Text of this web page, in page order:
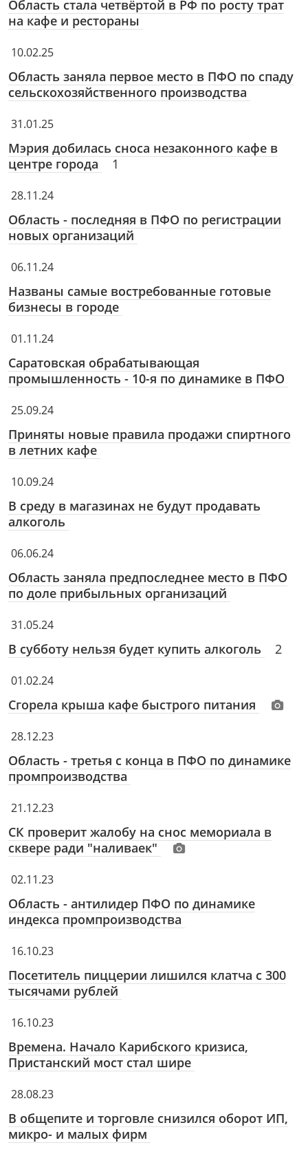
Область стала четвёртой в РФ по росту трат
на кафе и рестораны
10.02.25
Область заняла первое место в ПФО по спаду
сельскохозяйственного производства
31.01.25
Мэрия добилась сноса незаконного кафе в
центре города
1
28.11.24
Область - последняя в ПФО по регистрации
новых организаций
06.11.24
Названы самые востребованные готовые
бизнесы в городе
01.11.24
Саратовская обрабатывающая
промышленность - 10-я по динамике в ПФО
25.09.24
Приняты новые правила продажи спиртного
в летних кафе
10.09.24
В среду в магазинах не будут продавать
алкоголь
06.06.24
Область заняла предпоследнее место в ПФО
по доле прибыльных организаций
31.05.24
В субботу нельзя будет купить алкоголь 2
01.02.24
Сгорела крыша кафе быстрого питания
28.12.23
Область - третья с конца в ПФО по динамике
промпроизводства
21.12.23
СК проверит жалобу на снос мемориала в
сквере ради "наливаек"
02.11.23
Область - антилидер ПФО по динамике
индекса промпроизводства
16.10.23
Посетитель пиццерии лишился клатча с 300
тысячами рублей
16.10.23
Времена. Начало Карибского кризиса,
Пристанский мост стал шире
28.08.23
В общепите и торговле снизился оборот ИП,
микро- и малых фирм